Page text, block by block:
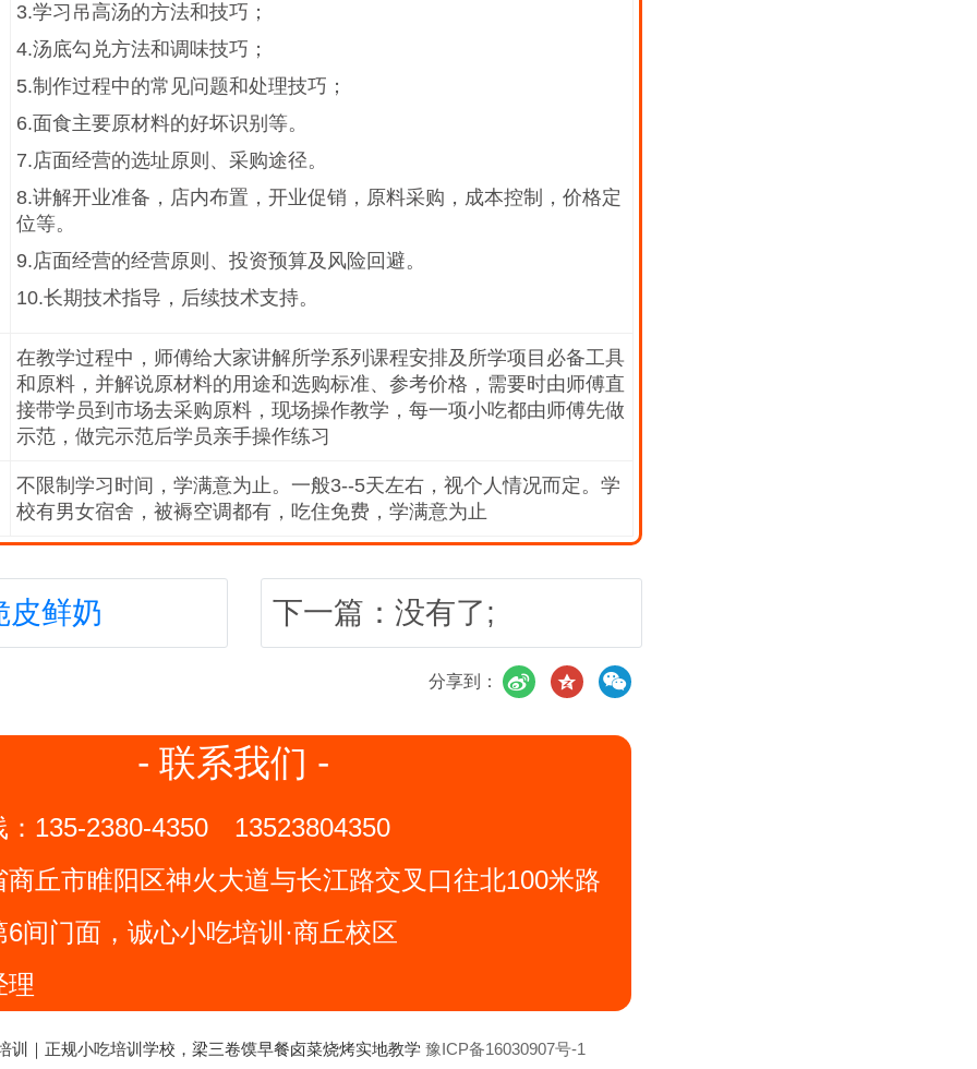
3.学习吊高汤的方法和技巧；
4.汤底勾兑方法和调味技巧；
5.制作过程中的常见问题和处理技巧；
6.面食主要原材料的好坏识别等。
7.店面经营的选址原则、采购途径。
8.讲解开业准备，店内布置，开业促销，原料采购，成本控制，价格定
位等。
9.店面经营的经营原则、投资预算及风险回避。
10.长期技术指导，后续技术支持。
在教学过程中，师傅给大家讲解所学系列课程安排及所学项目必备工具
和原料，并解说原材料的用途和选购标准、参考价格，需要时由师傅直
接带学员到市场去采购原料，现场操作教学，每一项小吃都由师傅先做
示范，做完示范后学员亲手操作练习
不限制学习时间，学满意为止。一般3--5天左右，视个人情况而定。学
校有男女宿舍，被褥空调都有，吃住免费，学满意为止
皮鲜奶 下一篇：没有了;
分享到：
- 联系我们 -
135-2380-4350
13523804350
商丘市睢阳区神火大道与长江路交叉口往北100米路
间门面，诚心小吃培训·商丘校区
理
训｜正规小吃培训学校，梁三卷馍早餐卤菜烧烤实地教学 豫ICP备16030907号-1